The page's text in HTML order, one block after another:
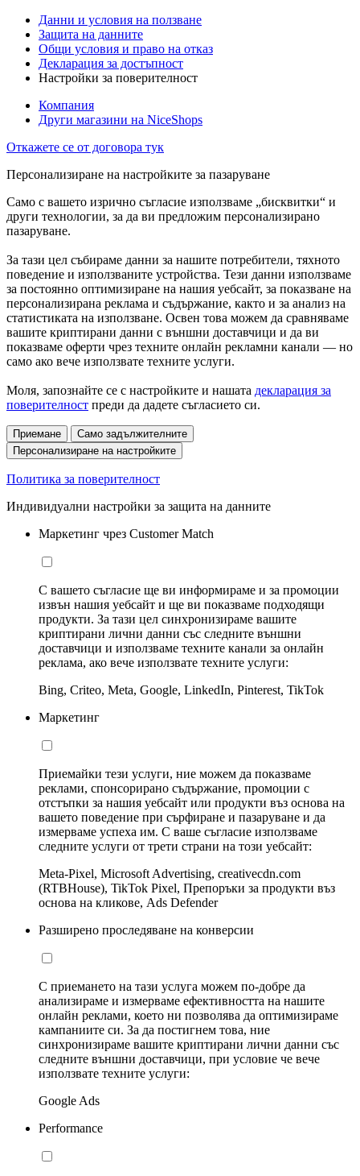
Данни и условия на ползване
Защита на данните
Общи условия и право на отказ
Декларация за достъпност
Настройки за поверителност
Компания
Други магазини на NiceShops
Откажете се от договора тук
Персонализиране на настройките за пазаруване
Само с вашето изрично съгласие използваме „бисквитки“ и
други технологии, за да ви предложим персонализирано
пазаруване.
За тази цел събираме данни за нашите потребители, тяхното
поведение и използваните устройства. Тези данни използваме
за постоянно оптимизиране на нашия уебсайт, за показване на
персонализирана реклама и съдържание, както и за анализ на
статистиката на използване. Освен това можем да сравняваме
вашите криптирани данни с външни доставчици и да ви
показваме оферти чрез техните онлайн рекламни канали — но
само ако вече използвате техните услуги.
Моля, запознайте се с настройките и нашата декларация за
поверителност преди да дадете съгласието си.
Приемане
Само задължителните
Персонализиране на настройките
Политика за поверителност
Индивидуални настройки за защита на данните
Маркетинг чрез Customer Match
С вашето съгласие ще ви информираме и за промоции
извън нашия уебсайт и ще ви показваме подходящи
продукти. За тази цел синхронизираме вашите
криптирани лични данни със следните външни
доставчици и използваме техните канали за онлайн
реклама, ако вече използвате техните услуги:
Bing, Criteo, Meta, Google, LinkedIn, Pinterest, TikTok
Маркетинг
Приемайки тези услуги, ние можем да показваме
реклами, спонсорирано съдържание, промоции с
отстъпки за нашия уебсайт или продукти въз основа на
вашето поведение при сърфиране и пазаруване и да
измерваме успеха им. С ваше съгласие използваме
следните услуги от трети страни на този уебсайт:
Meta-Pixel, Microsoft Advertising, creativecdn.com
(RTBHouse), TikTok Pixel, Препоръки за продукти въз
основа на кликове, Ads Defender
Разширено проследяване на конверсии
С приемането на тази услуга можем по-добре да
анализираме и измерваме ефективността на нашите
онлайн реклами, което ни позволява да оптимизираме
кампаниите си. За да постигнем това, ние
синхронизираме вашите криптирани лични данни със
следните външни доставчици, при условие че вече
използвате техните услуги:
Google Ads
Performance